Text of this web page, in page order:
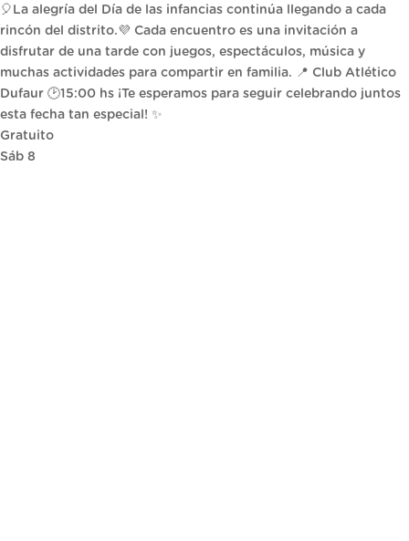
🎈La alegría del Día de las infancias continúa llegando a cada
rincón del distrito.💜 Cada encuentro es una invitación a
disfrutar de una tarde con juegos, espectáculos, música y
muchas actividades para compartir en familia. 📍 Club Atlético
Dufaur 🕑15:00 hs ¡Te esperamos para seguir celebrando juntos
esta fecha tan especial! ✨
Gratuito
Sáb 8